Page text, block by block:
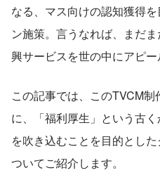
なる、マス向けの認知獲得
ン施策。言うなれば、まだ
興サービスを世の中にアピー
この記事では、このTVCM
に、「福利厚生」という古
を吹き込むことを目的とし
ついてご紹介します。